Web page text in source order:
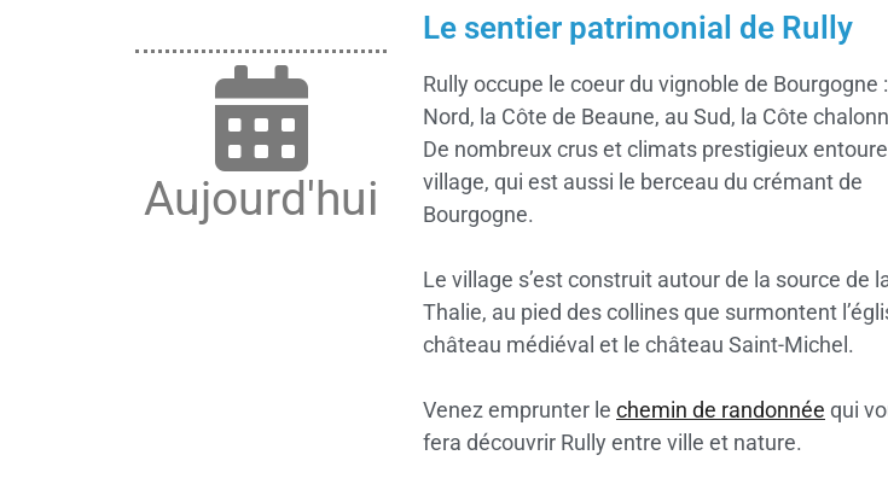
Aujourd'hui
Le sentier patrimonial de Rully
Rully occupe le coeur du vignoble de Bourgogne
Nord, la Côte de Beaune, au Sud, la Côte
De nombreux crus et climats prestigieux
village, qui est aussi le berceau du crémant de
Bourgogne.
Le village s’est construit autour de la source de
Thalie, au pied des collines que surmontent
château médiéval et le château Saint-Michel.
Venez emprunter le chemin de randonnée qui
fera découvrir Rully entre ville et nature.